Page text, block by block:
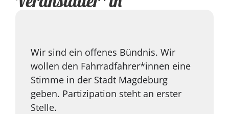
Wir sind ein offenes Bündnis. Wir
wollen den Fahrradfahrer*innen eine
Stimme in der Stadt Magdeburg
geben. Partizipation steht an erster
Stelle.